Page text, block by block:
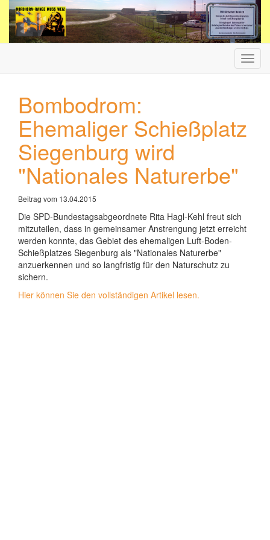
ein-/
Bombodrom:
Ehemaliger Schießplatz
Siegenburg wird
"Nationales Naturerbe"
Beitrag vom 13.04.2015
Die SPD-Bundestagsabgeordnete Rita Hagl-Kehl freut sich
mitzuteilen, dass in gemeinsamer Anstrengung jetzt erreicht
werden konnte, das Gebiet des ehemaligen Luft-Boden-
Schießplatzes Siegenburg als "Nationales Naturerbe"
anzuerkennen und so langfristig für den Naturschutz zu
sichern.
Hier können Sie den vollständigen Artikel lesen.